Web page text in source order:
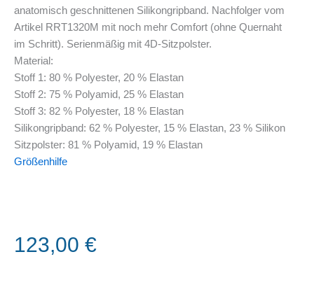
anatomisch geschnittenen Silikongripband. Nachfolger vom
Artikel RRT1320M mit noch mehr Comfort (ohne Quernaht
im Schritt). Serienmäßig mit 4D-Sitzpolster.
Material:
Stoff 1: 80 % Polyester, 20 % Elastan
Stoff 2: 75 % Polyamid, 25 % Elastan
Stoff 3: 82 % Polyester, 18 % Elastan
Silikongripband: 62 % Polyester, 15 % Elastan, 23 % Silikon
Sitzpolster: 81 % Polyamid, 19 % Elastan
Größenhilfe
123,00 €